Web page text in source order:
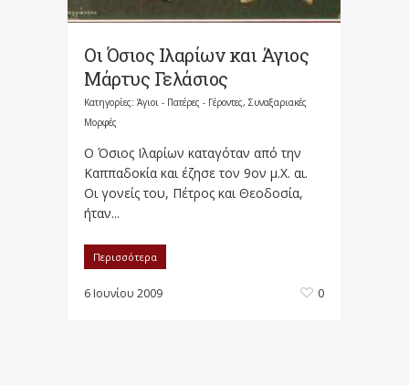
Οι Όσιος Ιλαρίων και Άγιος
Μάρτυς Γελάσιος
Κατηγορίες: Άγιοι - Πατέρες - Γέροντες, Συναξαριακές
Μορφές
Ο Όσιος Ιλαρίων καταγόταν από την
Καππαδοκία και έζησε τον 9ον μ.Χ. αι.
Οι γονείς του, Πέτρος και Θεοδοσία,
ήταν...
Περισσότερα
6 Ιουνίου 2009 0